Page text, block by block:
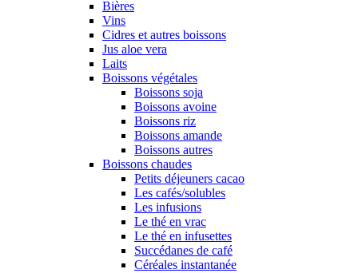
Bières
Vins
Cidres et autres boissons
Jus aloe vera
Laits
Boissons végétales
Boissons soja
Boissons avoine
Boissons riz
Boissons amande
Boissons autres
Boissons chaudes
Petits déjeuners cacao
Les cafés/solubles
Les infusions
Le thé en vrac
Le thé en infusettes
Succédanes de café
Céréales instantanée